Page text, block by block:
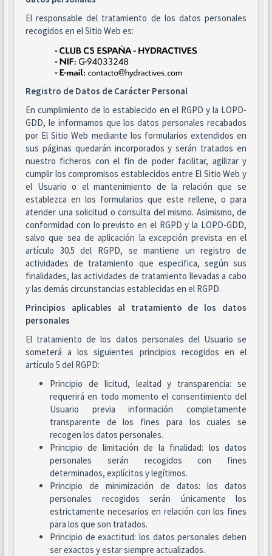
El responsable del tratamiento de los datos personales
recogidos en el Sitio Web es:
Registro de Datos de Carácter Personal
En cumplimiento de lo establecido en el RGPD y la LOPD-
GDD, le informamos que los datos personales recabados
por El Sitio Web mediante los formularios extendidos en
sus páginas quedarán incorporados y serán tratados en
nuestro ficheros con el fin de poder facilitar, agilizar y
cumplir los compromisos establecidos entre El Sitio Web y
el Usuario o el mantenimiento de la relación que se
establezca en los formularios que este rellene, o para
atender una solicitud o consulta del mismo. Asimismo, de
conformidad con lo previsto en el RGPD y la LOPD-GDD,
salvo que sea de aplicación la excepción prevista en el
artículo 30.5 del RGPD, se mantiene un registro de
actividades de tratamiento que especifica, según sus
finalidades, las actividades de tratamiento llevadas a cabo
y las demás circunstancias establecidas en el RGPD.
Principios aplicables al tratamiento de los datos
personales
El tratamiento de los datos personales del Usuario se
someterá a los siguientes principios recogidos en el
artículo 5 del RGPD:
Principio de licitud, lealtad y transparencia: se
requerirá en todo momento el consentimiento del
Usuario previa información completamente
transparente de los fines para los cuales se
recogen los datos personales.
Principio de limitación de la finalidad: los datos
personales serán recogidos con fines
determinados, explícitos y legítimos.
Principio de minimización de datos: los datos
personales recogidos serán únicamente los
estrictamente necesarios en relación con los fines
para los que son tratados.
Principio de exactitud: los datos personales deben
ser exactos y estar siempre actualizados.